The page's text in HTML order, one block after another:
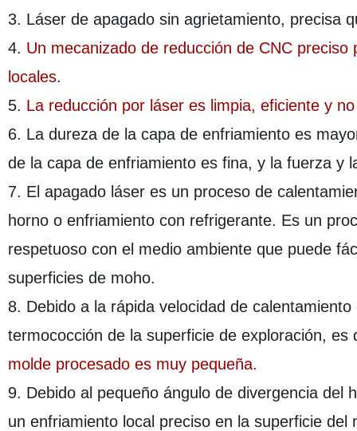
3. Láser de apagado sin agrietamiento, precisa
4. Un mecanizado de reducción de CNC
locales.
5. La reducción por láser es limpia, eficiente y
6. La dureza de la capa de enfriamiento es
de la capa de enfriamiento es fina, y la fuerza y
7. El apagado láser es un proceso de
horno o enfriamiento con refrigerante. Es un
respetuoso con el medio ambiente que puede
superficies de moho.
8. Debido a la rápida velocidad de
termococción de la superficie de exploración,
molde procesado es muy pequeña.
9. Debido al pequeño ángulo de divergencia del
un enfriamiento local preciso en la superficie